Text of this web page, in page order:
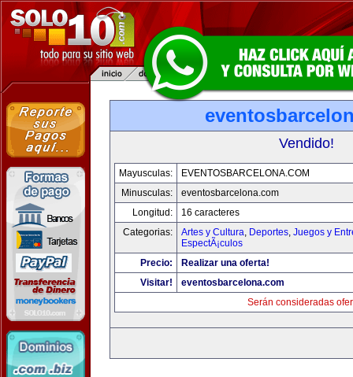
Vendido!
Mayusculas:
EVENTOSBARCELONA.COM
Minusculas:
eventosbarcelona.com
Longitud:
16 caracteres
Categorias:
Artes y Cultura, Deportes, Juegos y
EspectÃ¡culos
Precio:
Realizar una oferta!
Visitar!
eventosbarcelona.com
Serán consideradas